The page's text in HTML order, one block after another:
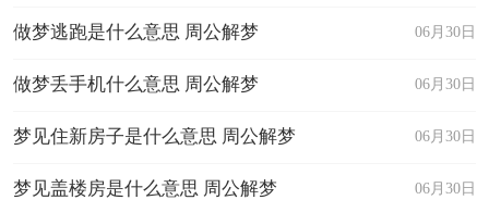
06月30日
做梦逃跑是什么意思 周公解梦
06月30日
做梦丢手机什么意思 周公解梦
06月30日
梦见住新房子是什么意思 周公解梦
06月30日
梦见盖楼房是什么意思 周公解梦